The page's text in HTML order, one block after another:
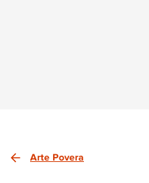
Arte Povera